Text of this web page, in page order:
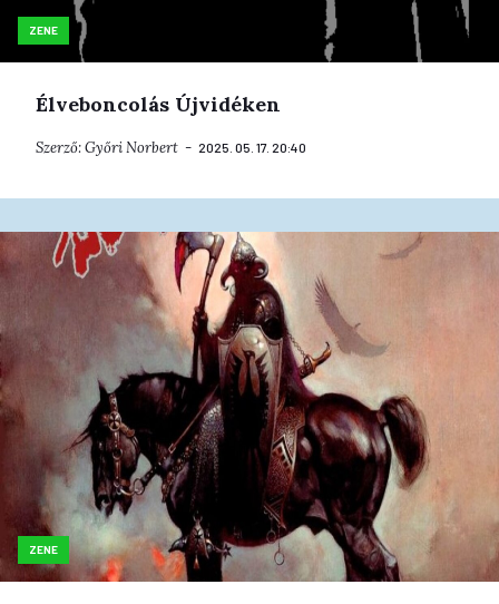
ZENE
Élveboncolás Újvidéken
Szerző:Győri Norbert 2025. 05. 17. 20:40
ZENE